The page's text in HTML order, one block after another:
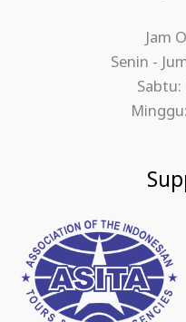
Jam
Senin -
Sabtu: